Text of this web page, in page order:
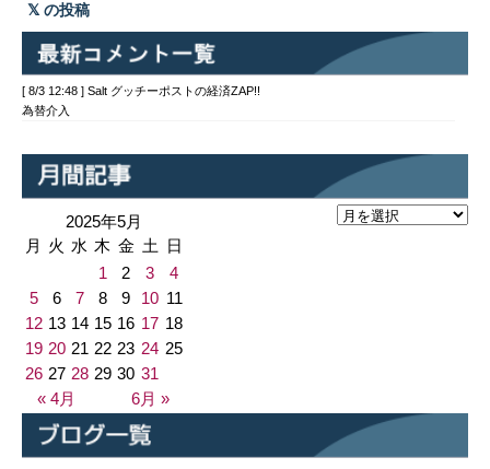
の投稿
[ 8/3 12:48 ] Salt グッチーポストの経済ZAP!!
為替介入
2025年5月
月 火 水 木 金 土 日
« 4月 6月 »
1 2 3
4
5
6 7 8 9 10 11
12 13 14 15 16 17 18
19 20 21 22 23 24 25
26 27 28 29 30 31